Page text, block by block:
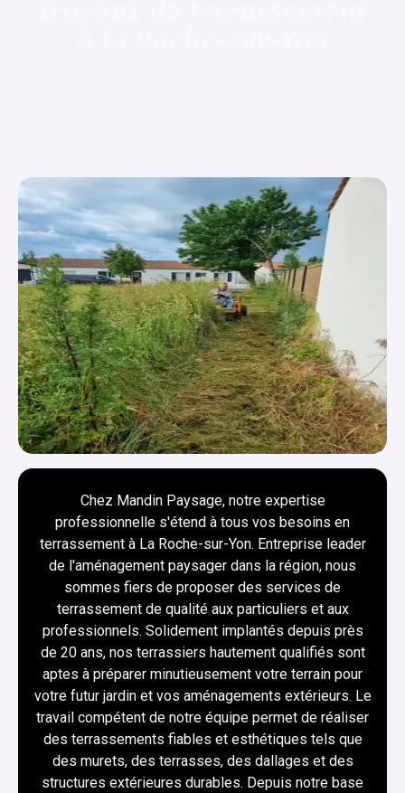
Chez Mandin Paysage, notre expertise
professionnelle s'étend à tous vos besoins en
terrassement à La Roche-sur-Yon. Entreprise leader
de l'aménagement paysager dans la région, nous
sommes fiers de proposer des services de
terrassement de qualité aux particuliers et aux
professionnels. Solidement implantés depuis près
de 20 ans, nos terrassiers hautement qualifiés sont
aptes à préparer minutieusement votre terrain pour
votre futur jardin et vos aménagements extérieurs. Le
travail compétent de notre équipe permet de réaliser
des terrassements fiables et esthétiques tels que
des murets, des terrasses, des dallages et des
structures extérieures durables. Depuis notre base